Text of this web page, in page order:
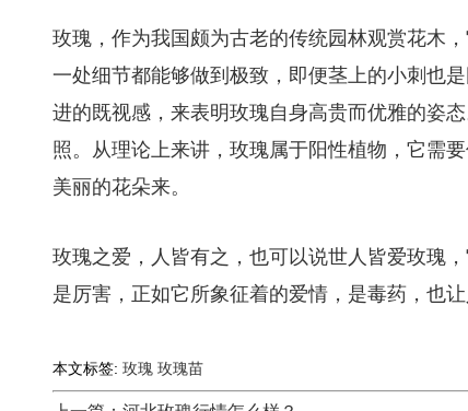
玫瑰，作为我国颇为古老的传统园林观赏花木
一处细节都能够做到极致，即便茎上的小刺也
进的既视感，来表明玫瑰自身高贵而优雅的姿
照。从理论上来讲，玫瑰属于阳性植物，它需
美丽的花朵来。
玫瑰之爱，人皆有之，也可以说世人皆爱玫瑰
是厉害，正如它所象征着的爱情，是毒药，也让
本文标签: 玫瑰 玫瑰苗